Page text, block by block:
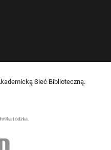
Sieć Biblioteczną.